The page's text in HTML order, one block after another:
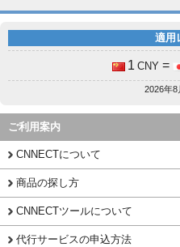
適用
1 CNY =
2026年8
ご利用案内
CNNECTについて
商品の探し方
CNNECTツールについて
代行サービスの申込方法